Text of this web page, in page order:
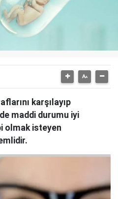
karşılayıp
maddi durumu iyi
olmak isteyen